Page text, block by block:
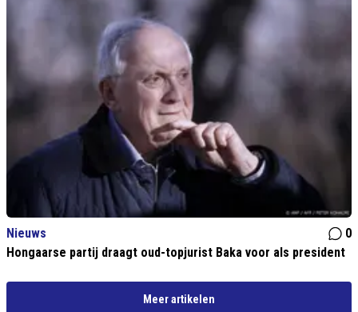
Nieuws
0
Hongaarse partij draagt oud-topjurist Baka voor als president
Meer artikelen